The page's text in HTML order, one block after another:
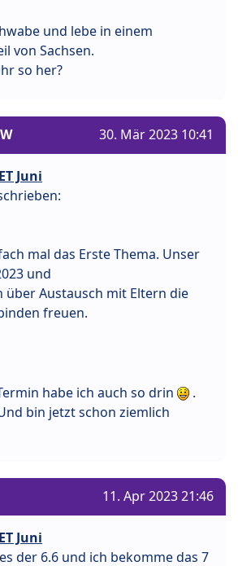
und lebe in einem
von Sachsen.
so her?
30. Mär 2023 10:41
Juni
mal das Erste Thema. Unser
und
über Austausch mit Eltern die
freuen.
habe ich auch so drin
.
bin jetzt schon ziemlich
11. Apr 2023 21:46
Juni
der 6.6 und ich bekomme das 7